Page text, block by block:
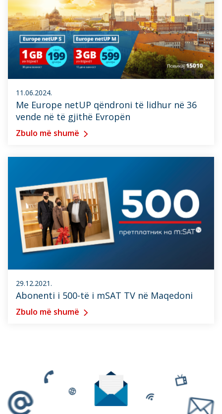
11.06.2024.
Me Europe netUP qëndroni të lidhur në 36
vende në të gjithë Evropën
Zbulo më shumë
29.12.2021.
Abonenti i 500-të i mSAT TV në Maqedoni
Zbulo më shumë